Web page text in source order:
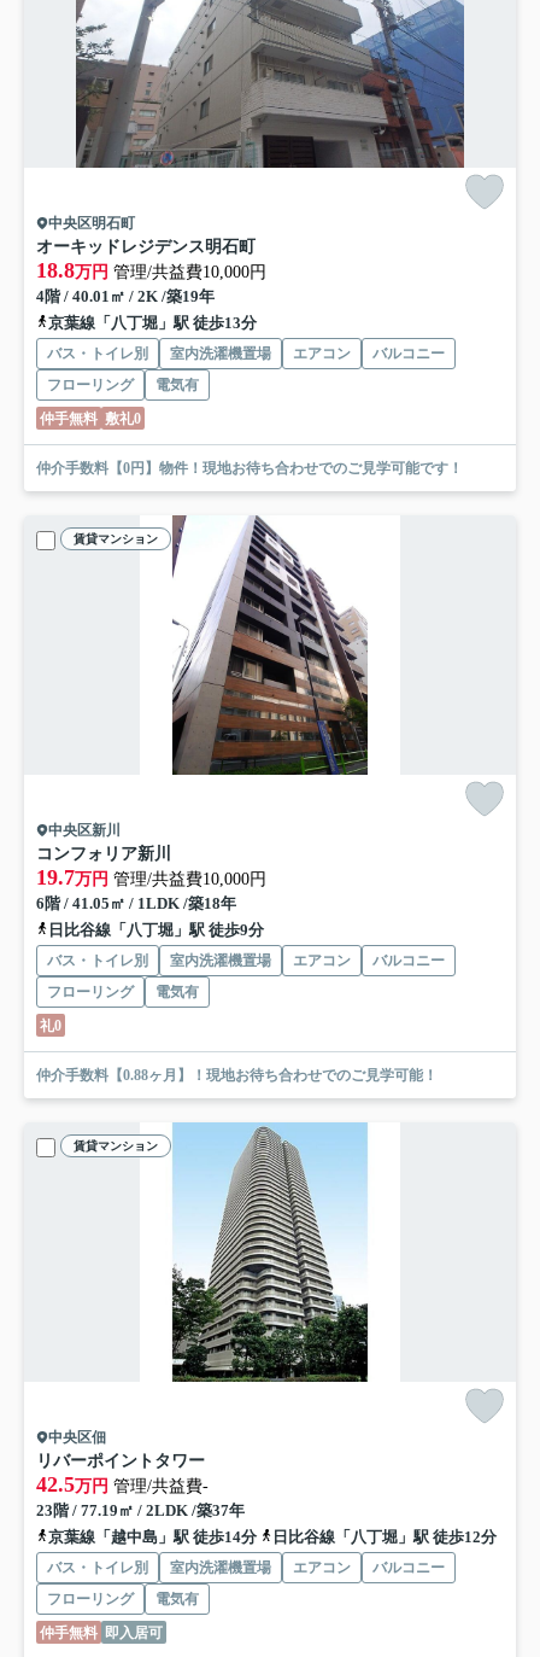
中央区明石町
オーキッドレジデンス明石町
18.8万円 管理/共益費10,000円
4階 / 40.01㎡ / 2K /築19年
京葉線「八丁堀」駅 徒歩13分
バス・トイレ別 室内洗濯機置場 エアコン
バルコニー
フローリング
電気有
仲手無料 敷礼0
仲介手数料【0円】物件！現地お待ち合わせでのご見学可能です！
賃貸マンション
中央区新川
コンフォリア新川
19.7万円 管理/共益費10,000円
6階 / 41.05㎡ / 1LDK /築18年
日比谷線「八丁堀」駅 徒歩9分
バス・トイレ別 室内洗濯機置場 エアコン
バルコニー
フローリング
電気有
礼0
仲介手数料【0.88ヶ月】！現地お待ち合わせでのご見学可能！
賃貸マンション
中央区佃
リバーポイントタワー
42.5万円 管理/共益費-
23階 / 77.19㎡ / 2LDK /築37年
京葉線「越中島」駅 徒歩14分
日比谷線「八丁堀」駅 徒歩12分
バス・トイレ別 室内洗濯機置場 エアコン
バルコニー
フローリング
電気有
仲手無料 即入居可